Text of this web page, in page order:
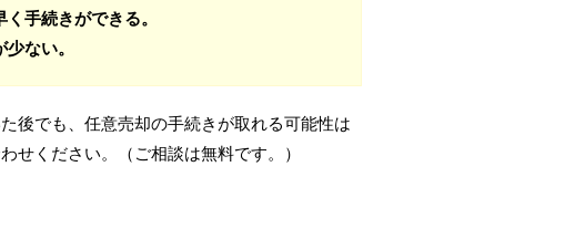
手続きができる。
ない。
後でも、任意売却の手続きが取れる可能性は
せください。（ご相談は無料です。）